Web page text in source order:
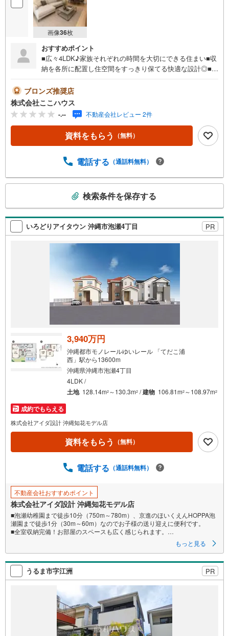
画像36枚
おすすめポイント
■広々4LDK♪家族それぞれの時間を大切にできる住まい■収
納を各所に配置し住空間をすっきり保てる快適な設計◎■駐
い住まい「今すぐ見てみたい！」という方も大歓迎です♪
気になる物件は、当日のお問い合わせでもご案内できま
す！お気軽にご連絡ください。＝＝＝＝＝＝＝＝＝＝＝＝
＝＝＝＝＝＝＝＝＝＝＝＝＝＝＝＝＝＝＝＝＝【営業時間
9:00-20:00】定休日:年中無休上記時間はお電話が繋がりや
すくなっております。ぜひお気軽にご連絡下さい！現地を
ンよりご希望の日時をご記入いただけますとスムーズにご
＝＝＝＝＝＝＝＝＝＝＝＝＝＝＝こちらの物件は「Yaho
o！不動産 成約でPayPayポイント最大20万円相当プレゼン
ト」対象です！資料請求または見学予約からご成約でポイ
ントGET！詳細はキャンペーンページをご確認ください。
＝＝＝＝＝＝＝＝＝＝＝＝＝＝＝＝＝＝＝＝＝＝＝＝＝＝
＝＝＝＝＝＝＝
ブロンズ推奨店
株式会社ここハウス
-.-- 不動産会社レビュー 2件
資料をもらう （無料）
電話する （通話料無料）
検
索
条
・
条
イ
ペ
ー
ジ
検索条件を保存する
いろどりアイタウン 沖縄市泡瀬4丁目 PR
3,940万円
沖縄都市モノレールゆいレール 「てだこ浦
西」駅から13600m
沖縄県沖縄市泡瀬4丁目
4LDK /
土地 128.14m2 ～130.3m2 /建物 106.81m2 ～108.97m2
成約でもらえる
株式会社アイダ設計 沖縄知花モデル店
資料をもらう （無料）
電話する （通話料無料）
不動産会社おすすめポイント
株式会社アイダ設計 沖縄知花モデル店
■泡瀬幼稚園まで徒歩10分（750m～780m）、京進のほいくえんHOPPA泡
瀬園まで徒歩1分（30m～60m）なのでお子様の送り迎えに便利です。
■全室収納完備！お部屋のスペースも広く感じられます。
■LDKと洋室畳敷きは続き間設計。ゆとりある空間で暮らすことができま
もっと見る
うるま市字江洲 PR